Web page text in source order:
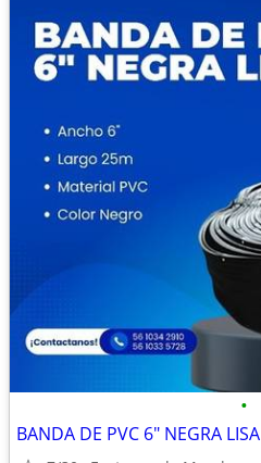
•
BANDA DE PVC 6" NEGRA LISA